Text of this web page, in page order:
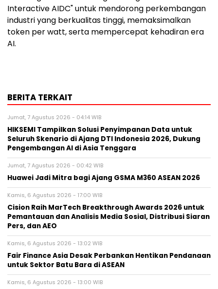
Interactive AIDC" untuk mendorong perkembangan
industri yang berkualitas tinggi, memaksimalkan
token per watt, serta mempercepat kehadiran era
AI.
BERITA TERKAIT
Jumat, 7 Agustus 2026 - 04:14 WIB
HIKSEMI Tampilkan Solusi Penyimpanan Data untuk
Seluruh Skenario di Ajang DTI Indonesia 2026, Dukung
Pengembangan AI di Asia Tenggara
Jumat, 7 Agustus 2026 - 00:42 WIB
Huawei Jadi Mitra bagi Ajang GSMA M360 ASEAN 2026
Kamis, 6 Agustus 2026 - 17:00 WIB
Cision Raih MarTech Breakthrough Awards 2026 untuk
Pemantauan dan Analisis Media Sosial, Distribusi Siaran
Pers, dan AEO
Kamis, 6 Agustus 2026 - 13:02 WIB
Fair Finance Asia Desak Perbankan Hentikan Pendanaan
untuk Sektor Batu Bara di ASEAN
Kamis, 6 Agustus 2026 - 13:00 WIB